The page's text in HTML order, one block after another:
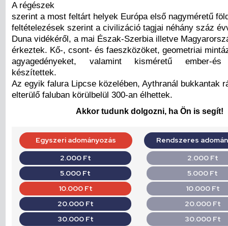
A régészek
szerint a most feltárt helyek Európa első nagyméretű
feltételezések szerint a civilizáció tagjai néhány száz
Duna vidékéről, a mai Észak-Szerbia illetve
érkeztek. Kő-, csont- és faeszközöket, geometriai
agyagedényeket, valamint kisméretű ember-és
készítettek.
Az egyik falura Lipcse közelében, Aythranál bukkantak
elterülő faluban körülbelül 300-an élhettek.
Akkor tudunk dolgozni, ha Ön is segít!